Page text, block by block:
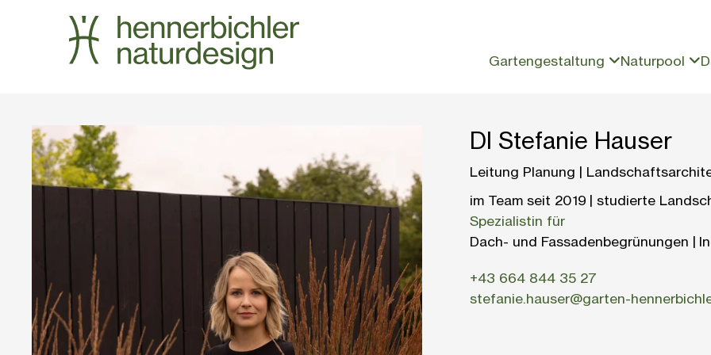
Gartengestaltung Naturpool
DI Stefanie Hauser
Leitung Planung |
im Team seit 2019 | studierte
Spezialistin für
Dach- und Fassadenbegrünungen |
+43 664 844 35 27
stefanie.hauser@garten-